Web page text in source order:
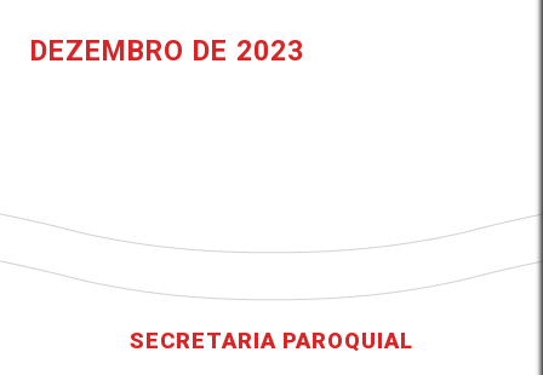
DEZEMBRO DE 2023
SECRETARIA PAROQUIAL